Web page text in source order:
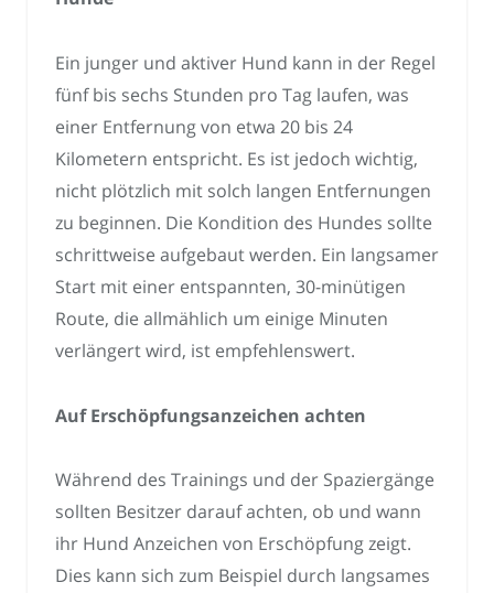
Ein junger und aktiver Hund kann in der Regel
fünf bis sechs Stunden pro Tag laufen, was
einer Entfernung von etwa 20 bis 24
Kilometern entspricht. Es ist jedoch wichtig,
nicht plötzlich mit solch langen Entfernungen
zu beginnen. Die Kondition des Hundes sollte
schrittweise aufgebaut werden. Ein langsamer
Start mit einer entspannten, 30-minütigen
Route, die allmählich um einige Minuten
verlängert wird, ist empfehlenswert.
Auf Erschöpfungsanzeichen achten
Während des Trainings und der Spaziergänge
sollten Besitzer darauf achten, ob und wann
ihr Hund Anzeichen von Erschöpfung zeigt.
Dies kann sich zum Beispiel durch langsames